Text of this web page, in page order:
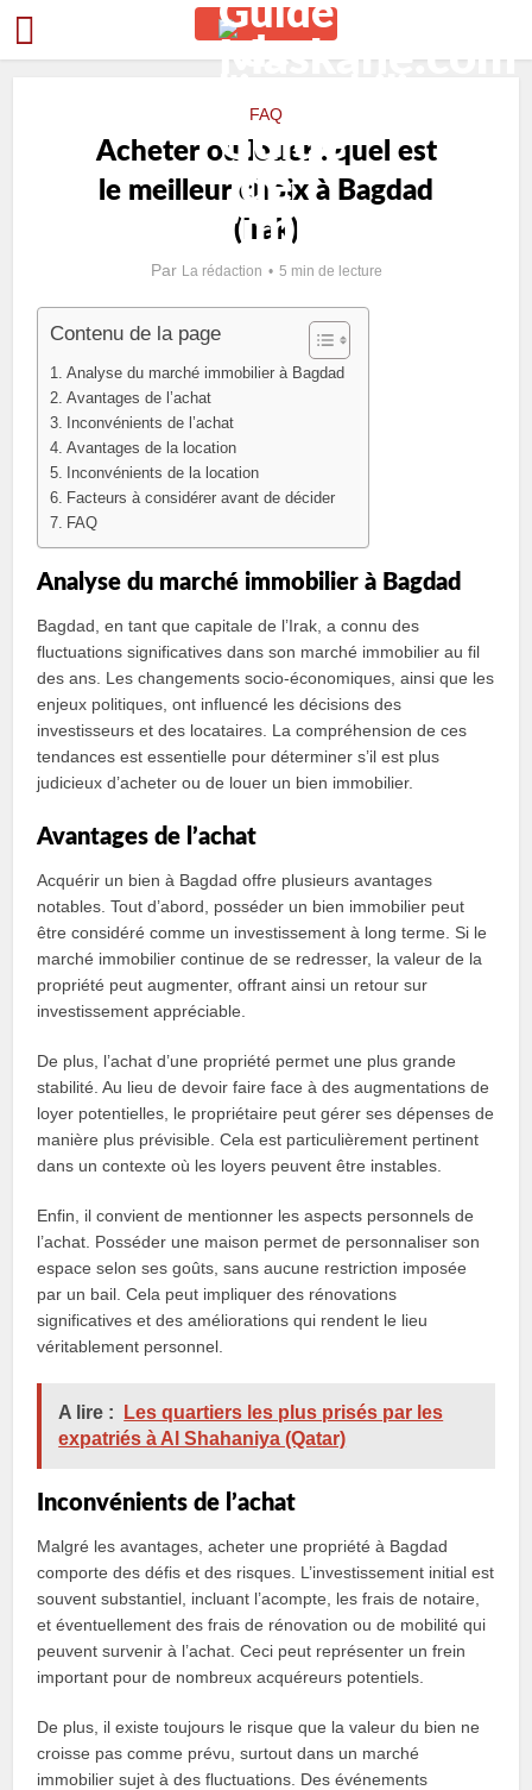
FAQ
Acheter ou louer : quel est
le meilleur choix à Bagdad
(Irak)
Par La rédaction 5 min de lecture
Contenu de la page
Analyse du marché immobilier à Bagdad
Avantages de l’achat
Inconvénients de l’achat
Avantages de la location
Inconvénients de la location
Facteurs à considérer avant de décider
FAQ
Analyse du marché immobilier à Bagdad
Bagdad, en tant que capitale de l’Irak, a connu des
fluctuations significatives dans son marché immobilier au fil
des ans. Les changements socio-économiques, ainsi que les
enjeux politiques, ont influencé les décisions des
investisseurs et des locataires. La compréhension de ces
tendances est essentielle pour déterminer s’il est plus
judicieux d’acheter ou de louer un bien immobilier.
Avantages de l’achat
Acquérir un bien à Bagdad offre plusieurs avantages
notables. Tout d’abord, posséder un bien immobilier peut
être considéré comme un investissement à long terme. Si le
marché immobilier continue de se redresser, la valeur de la
propriété peut augmenter, offrant ainsi un retour sur
investissement appréciable.
De plus, l’achat d’une propriété permet une plus grande
stabilité. Au lieu de devoir faire face à des augmentations de
loyer potentielles, le propriétaire peut gérer ses dépenses de
manière plus prévisible. Cela est particulièrement pertinent
dans un contexte où les loyers peuvent être instables.
Enfin, il convient de mentionner les aspects personnels de
l’achat. Posséder une maison permet de personnaliser son
espace selon ses goûts, sans aucune restriction imposée
par un bail. Cela peut impliquer des rénovations
significatives et des améliorations qui rendent le lieu
véritablement personnel.
A lire :
Les quartiers les plus prisés par les
expatriés à Al Shahaniya (Qatar)
Inconvénients de l’achat
Malgré les avantages, acheter une propriété à Bagdad
comporte des défis et des risques. L’investissement initial est
souvent substantiel, incluant l’acompte, les frais de notaire,
et éventuellement des frais de rénovation ou de mobilité qui
peuvent survenir à l’achat. Ceci peut représenter un frein
important pour de nombreux acquéreurs potentiels.
De plus, il existe toujours le risque que la valeur du bien ne
croisse pas comme prévu, surtout dans un marché
immobilier sujet à des fluctuations. Des événements